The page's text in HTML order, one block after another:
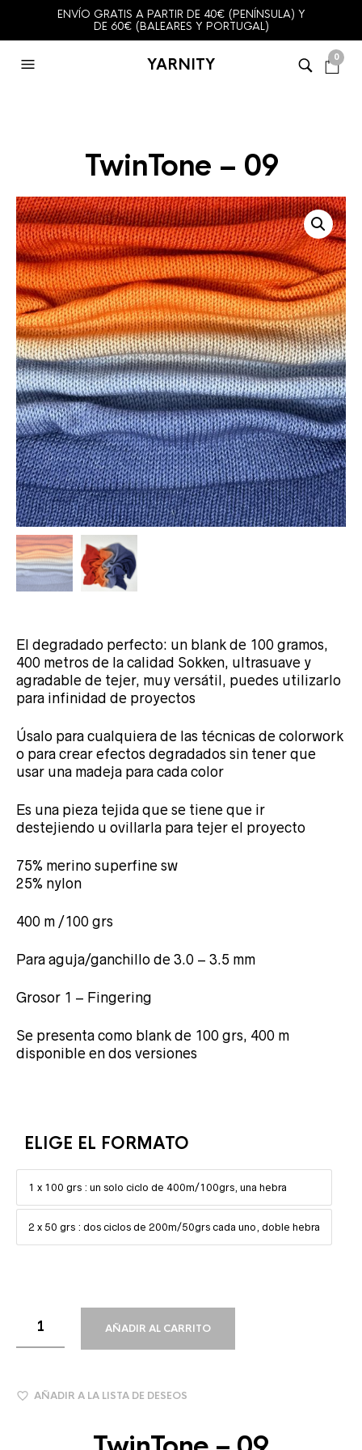
ENVÍO GRATIS A PARTIR DE 40€ (PENÍNSULA) Y
DE 60€ (BALEARES Y PORTUGAL)
YARNITY 0
TwinTone – 09
El degradado perfecto: un blank de 100 gramos,
400 metros de la calidad Sokken, ultrasuave y
agradable de tejer, muy versátil, puedes utilizarlo
para infinidad de proyectos
Úsalo para cualquiera de las técnicas de colorwork
o para crear efectos degradados sin tener que
usar una madeja para cada color
Es una pieza tejida que se tiene que ir
destejiendo u ovillarla para tejer el proyecto
75% merino superfine sw
25% nylon
400 m /100 grs
Para aguja/ganchillo de 3.0 – 3.5 mm
Grosor 1 – Fingering
Se presenta como blank de 100 grs, 400 m
disponible en dos versiones
ELIGE EL FORMATO
1 x 100 grs : un solo ciclo de 400m/100grs, una hebra
2 x 50 grs : dos ciclos de 200m/50grs cada uno, doble hebra
AÑADIR AL CARRITO
AÑADIR A LA LISTA DE DESEOS